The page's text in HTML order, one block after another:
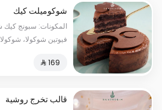
شوكوميلت كيك
المكونات: سبونج
قالب تخرج روشية